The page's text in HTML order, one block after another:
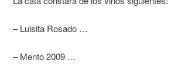
– Luisita Rosado …
– Mento 2009 …